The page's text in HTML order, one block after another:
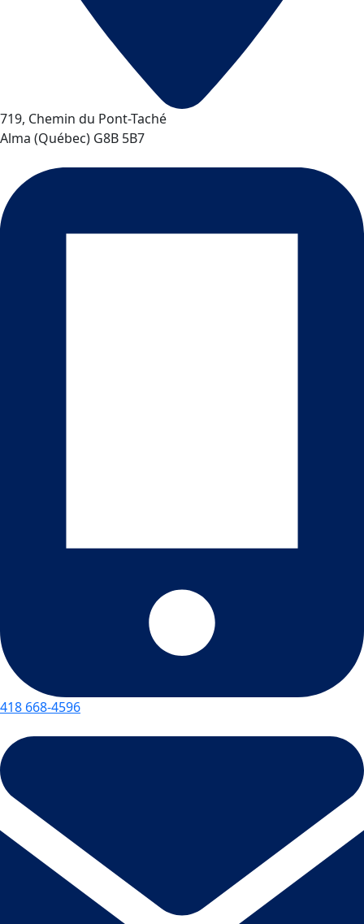
719, Chemin du Pont-Taché
Alma (Québec) G8B 5B7
418 668-4596